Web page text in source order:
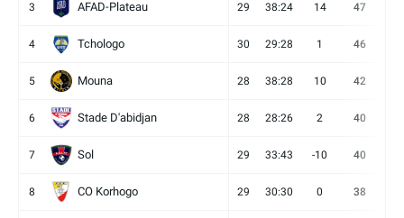
3 AFAD-Plateau 29 38:24 14 47
4 Tchologo 30 29:28 1 46
5 Mouna 28 38:28 10 42
6 Stade D'abidjan 28 28:26 2 40
7 Sol 29 33:43 -10 40
8 CO Korhogo 29 30:30 0 38